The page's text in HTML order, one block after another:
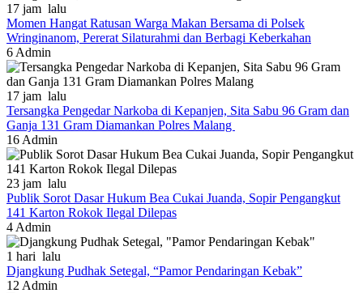
17 jam lalu
Momen Hangat Ratusan Warga Makan Bersama di Polsek
Wringinanom, Pererat Silaturahmi dan Berbagi Keberkahan
6 Admin
17 jam lalu
Tersangka Pengedar Narkoba di Kepanjen, Sita Sabu 96 Gram dan
Ganja 131 Gram Diamankan Polres Malang
16 Admin
23 jam lalu
Publik Sorot Dasar Hukum Bea Cukai Juanda, Sopir Pengangkut
141 Karton Rokok Ilegal Dilepas
4 Admin
1 hari lalu
Djangkung Pudhak Setegal, “Pamor Pendaringan Kebak”
12 Admin